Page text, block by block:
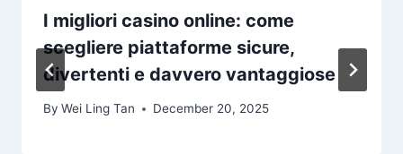
I migliori casino online: come
scegliere piattaforme sicure,
divertenti e davvero vantaggiose
By Wei Ling Tan December 20, 2025